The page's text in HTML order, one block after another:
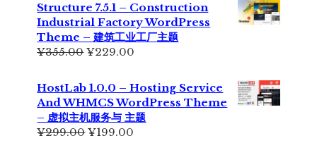
Structure 7.5.1 – Construction
Industrial Factory WordPress
Theme – 建筑工业工厂主题
¥355.00原
为：
¥355.00。
¥229.00
价
格
为：
¥229.00。
HostLab 1.0.0 – Hosting Service
And WHMCS WordPress Theme
– 虚拟主机服务与 主题
¥299.00原
¥199.00